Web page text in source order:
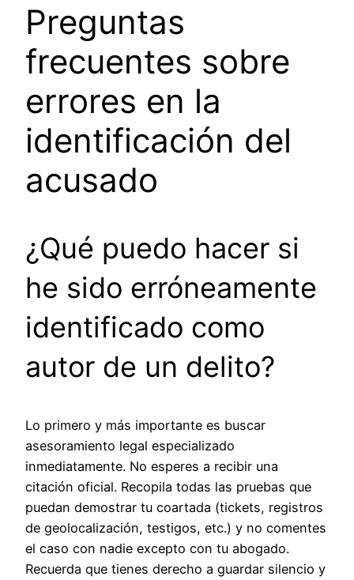
Preguntas
frecuentes sobre
errores en la
identificación del
acusado
¿Qué puedo hacer si
he sido erróneamente
identificado como
autor de un delito?
Lo primero y más importante es buscar
asesoramiento legal especializado
inmediatamente. No esperes a recibir una
citación oficial. Recopila todas las pruebas que
puedan demostrar tu coartada (tickets, registros
de geolocalización, testigos, etc.) y no comentes
el caso con nadie excepto con tu abogado.
Recuerda que tienes derecho a guardar silencio y